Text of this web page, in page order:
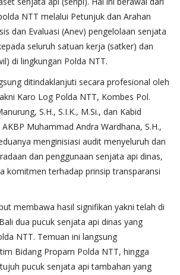
NTT melalui Petunjuk dan Arahan
dan Evaluasi (Anev) pengelolaan senjata
seluruh satuan kerja (satker) dan
di lingkungan Polda NTT.
ditindaklanjuti secara profesional oleh
Karo Log Polda NTT, Kombes Pol.
S.H., S.I.K., M.Si., dan Kabid
Muhammad Andra Wardhana, S.H.,
menginisiasi audit menyeluruh dan
dan penggunaan senjata api dinas,
komitmen terhadap prinsip transparansi
membawa hasil signifikan yakni telah di
dua pucuk senjata api dinas yang
NTT. Temuan ini langsung
Bidang Propam Polda NTT, hingga
pucuk senjata api tambahan yang